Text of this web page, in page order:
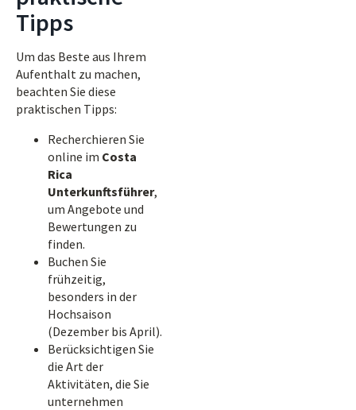
Tipps
Um das Beste aus Ihrem
Aufenthalt zu machen,
beachten Sie diese
praktischen Tipps:
Recherchieren Sie
online im Costa
Rica
Unterkunftsführer,
um Angebote und
Bewertungen zu
finden.
Buchen Sie
frühzeitig,
besonders in der
Hochsaison
(Dezember bis April).
Berücksichtigen Sie
die Art der
Aktivitäten, die Sie
unternehmen